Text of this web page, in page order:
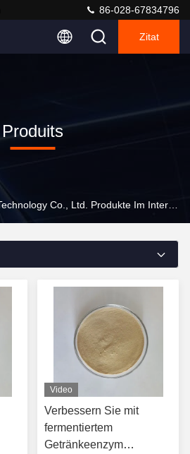
86-028-67834796
Zitat
Produits
Video
Verbessern Sie mit
fermentiertem
Getränkeenzym